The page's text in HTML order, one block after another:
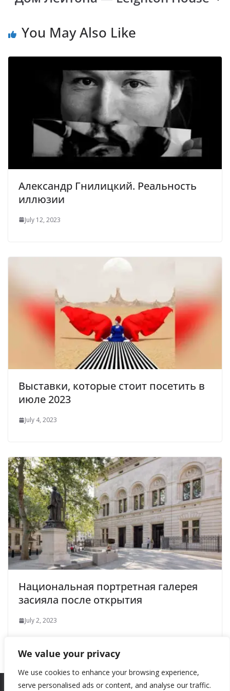
We value your privacy
We use cookies to enhance your browsing experience,
serve personalised ads or content, and analyse our traffic.
You May Also Like
Александр Гнилицкий. Реальность
иллюзии
July 12, 2023
Выставки, которые стоит посетить в
июле 2023
July 4, 2023
Национальная портретная галерея
засияла после открытия
July 2, 2023